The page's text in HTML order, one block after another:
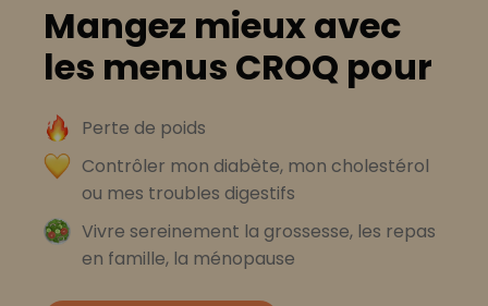
Mangez mieux avec
les menus CROQ pour
Perte de poids
Contrôler mon diabète, mon cholestérol
ou mes troubles digestifs
Vivre sereinement la grossesse, les repas
en famille, la ménopause